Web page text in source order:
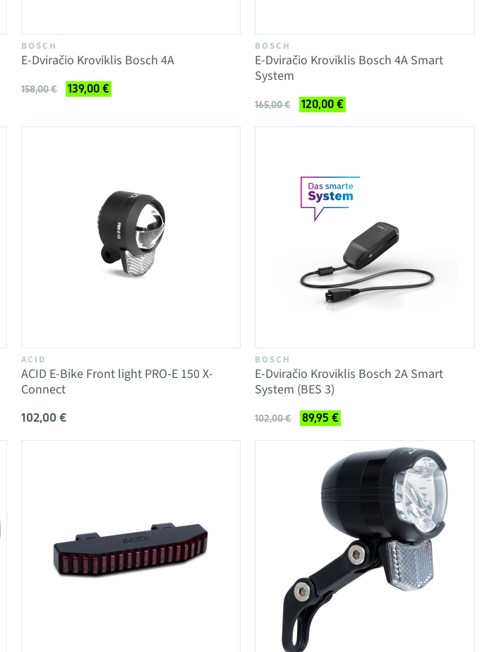
BOSCH
E-Dviračio Kroviklis Bosch 4A
158,00 € 139,00 €
BOSCH
E-Dviračio Kroviklis Bosch 4A Smart
System
165,00 € 120,00 €
ACID
ACID E-Bike Front light PRO-E 150 X-
Connect
102,00 €
BOSCH
E-Dviračio Kroviklis Bosch 2A Smart
System (BES 3)
102,00 € 89,95 €